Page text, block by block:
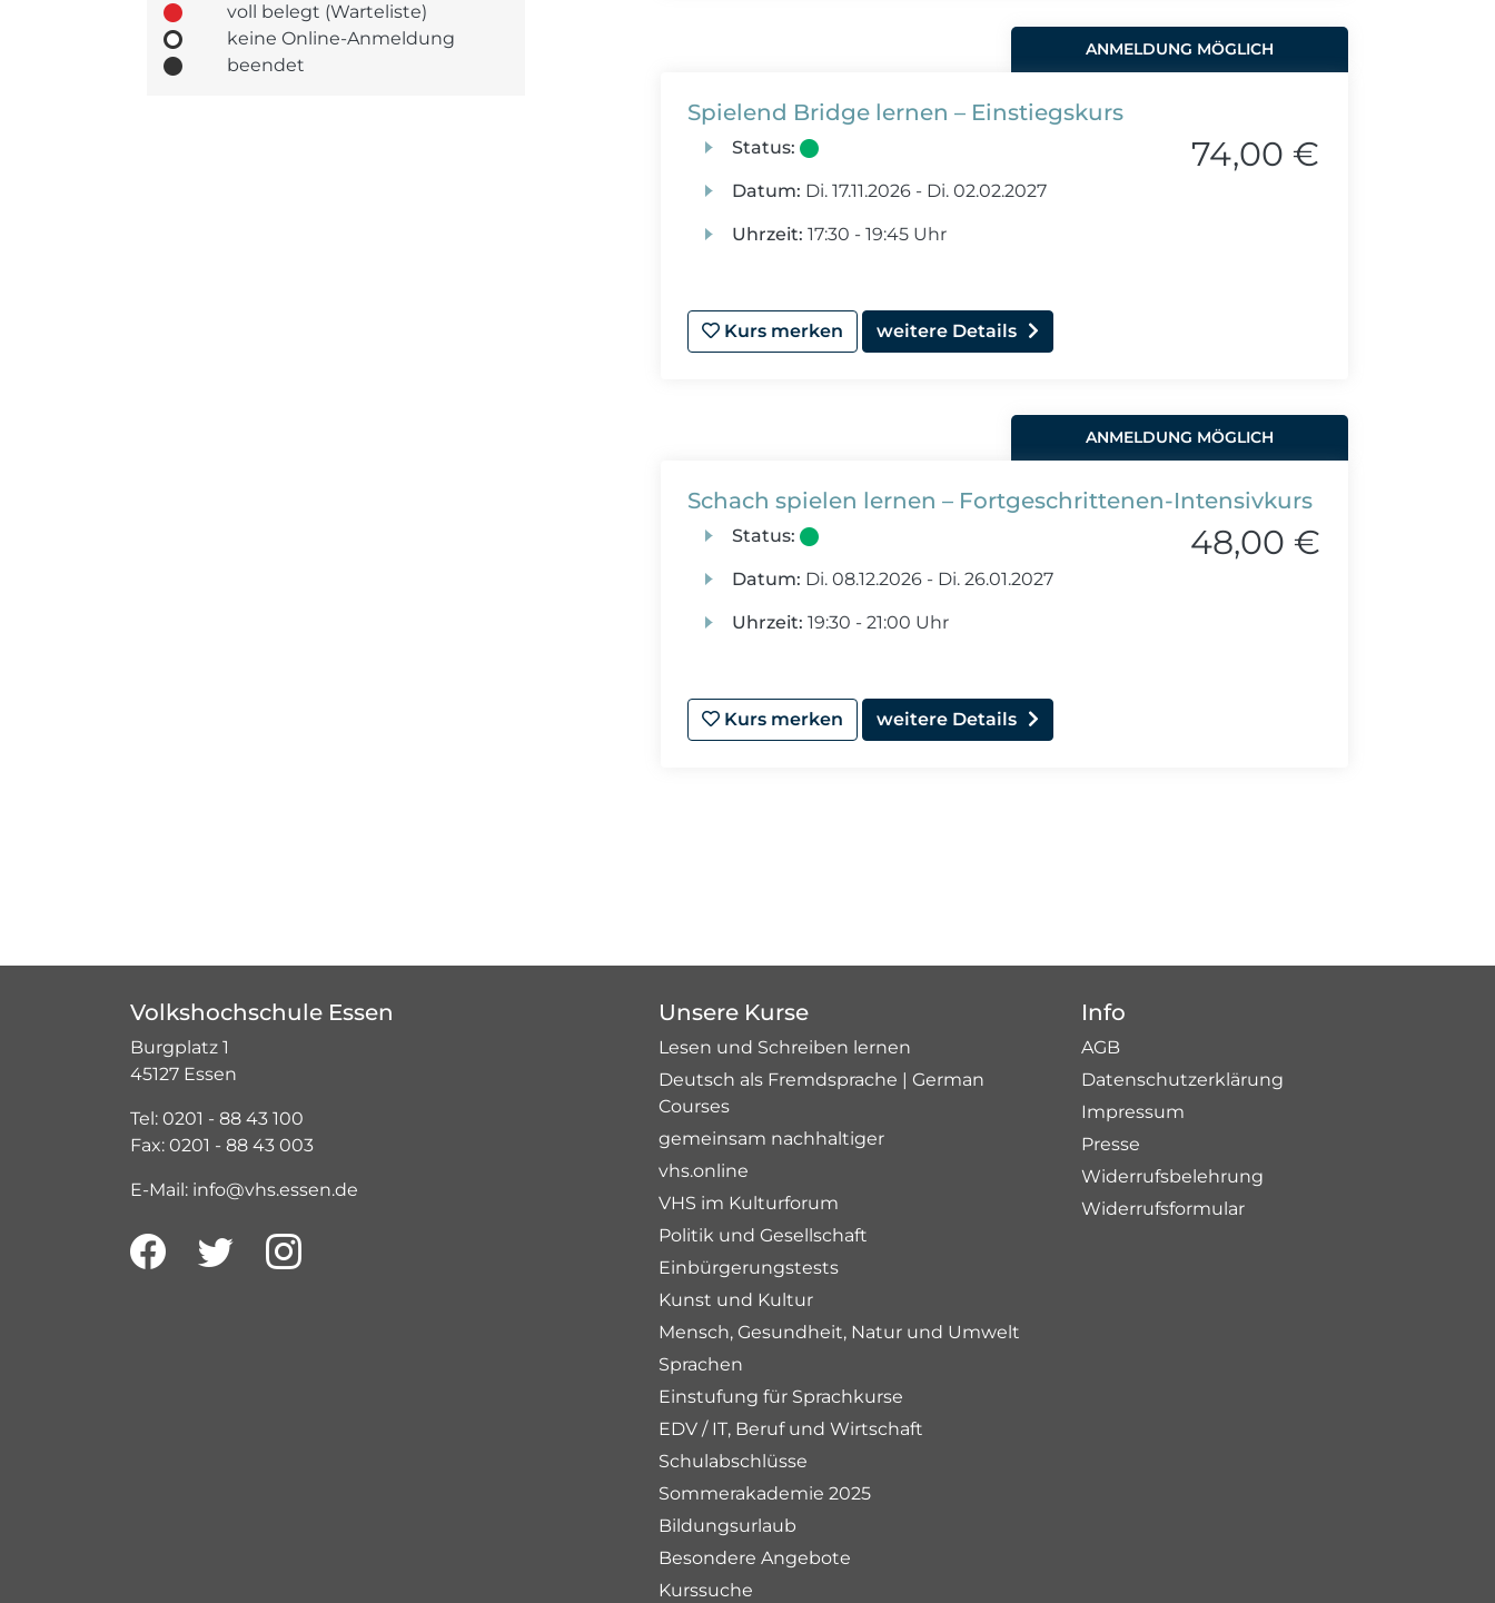
voll belegt (Warteliste)
keine Online-Anmeldung
beendet
ANMELDUNG MÖGLICH
Spielend Bridge lernen – Einstiegskurs
Status:
Datum: Di.17.11.2026 - Di.02.02.2027
Uhrzeit: 17:30 - 19:45 Uhr
74,00 €
Kurs merken weitere Details
ANMELDUNG MÖGLICH
Schach spielen lernen – Fortgeschrittenen-Intensivkurs
Status:
Datum: Di.08.12.2026 - Di.26.01.2027
Uhrzeit: 19:30 - 21:00 Uhr
48,00 €
Kurs merken weitere Details
Volkshochschule Essen
Burgplatz 1
45127 Essen
Tel: 0201 - 88 43 100
Fax: 0201 - 88 43 003
E-Mail: info@vhs.essen.de
Unsere Kurse
Lesen und Schreiben lernen
Deutsch als Fremdsprache | German
Courses
gemeinsam nachhaltiger
vhs.online
VHS im Kulturforum
Politik und Gesellschaft
Einbürgerungstests
Kunst und Kultur
Mensch, Gesundheit, Natur und Umwelt
Sprachen
Einstufung für Sprachkurse
EDV / IT, Beruf und Wirtschaft
Schulabschlüsse
Sommerakademie 2025
Bildungsurlaub
Besondere Angebote
Kurssuche
Info
AGB
Datenschutzerklärung
Impressum
Presse
Widerrufsbelehrung
Widerrufsformular